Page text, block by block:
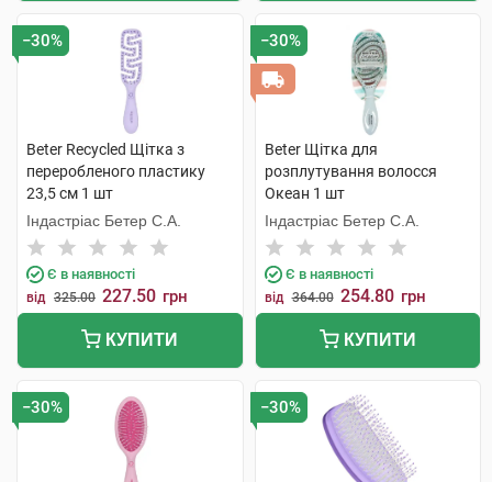
−30%
Beter Recycled Щітка з
переробленого пластику
23,5 см 1 шт
Індастріас Бетер С.А.
Є в наявності
від 325.00 227.50 грн
КУПИТИ
−30%
Beter Щітка для
розплутування волосся
Океан 1 шт
Індастріас Бетер С.А.
Є в наявності
від 364.00 254.80 грн
КУПИТИ
−30% −30%